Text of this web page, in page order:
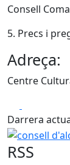
Consell
5. Precs i
Adreça:
Centre
Darrera
consell
RSS